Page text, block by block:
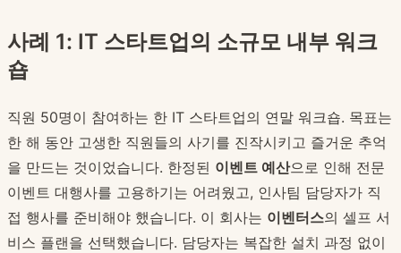
사례 1: IT 스타트업의 소규모 내부 워크
숍
직원 50명이 참여하는 한 IT 스타트업의 연말 워크숍. 목표는
한 해 동안 고생한 직원들의 사기를 진작시키고 즐거운 추억
을 만드는 것이었습니다. 한정된 이벤트 예산으로 인해 전문
이벤트 대행사를 고용하기는 어려웠고, 인사팀 담당자가 직
접 행사를 준비해야 했습니다. 이 회사는 이벤터스의 셀프 서
비스 플랜을 선택했습니다. 담당자는 복잡한 설치 과정 없이